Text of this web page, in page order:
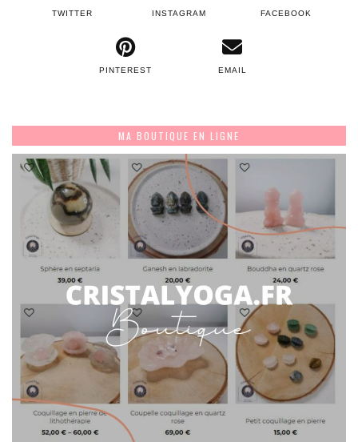
TWITTER INSTAGRAM FACEBOOK
PINTEREST EMAIL
MA BOUTIQUE EN LIGNE